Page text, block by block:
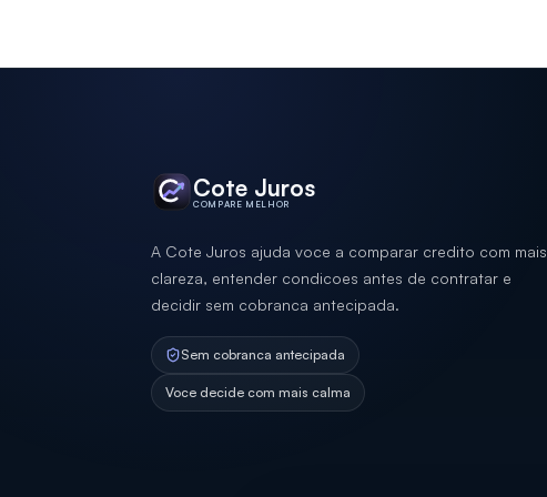
Cote Juros
COMPARE MELHOR
A Cote Juros ajuda voce a comparar credito com mais
clareza, entender condicoes antes de contratar e
decidir sem cobranca antecipada.
Sem cobranca antecipada
Voce decide com mais calma